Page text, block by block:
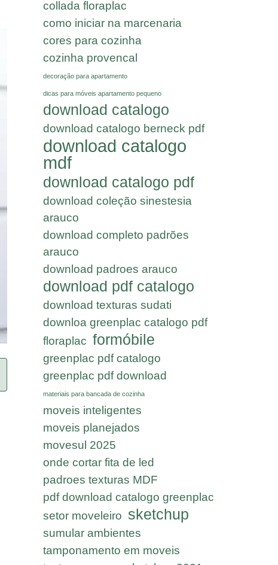
collada floraplac
como iniciar na marcenaria
cores para cozinha
cozinha provencal
decoração para apartamento
dicas para móveis apartamento pequeno
download catalogo
download catalogo berneck pdf
download catalogo
mdf
download catalogo pdf
download coleção sinestesia
arauco
download completo padrões
arauco
download padroes arauco
download pdf catalogo
download texturas sudati
downloa greenplac catalogo pdf
floraplac formóbile
greenplac pdf catalogo
greenplac pdf download
materiais para bancada de cozinha
moveis inteligentes
moveis planejados
movesul 2025
onde cortar fita de led
padroes texturas MDF
pdf download catalogo greenplac
setor moveleiro sketchup
sumular ambientes
tamponamento em moveis